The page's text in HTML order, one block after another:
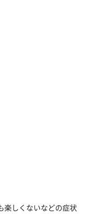
楽しくないなどの症状